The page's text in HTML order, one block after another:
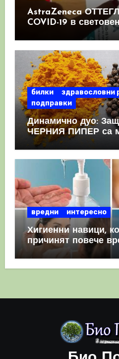
AstraZeneca
COVID-19 в
като призна, че те
билки
здравословни
подправки
Динамично дуо:
ЧЕРНИЯ ПИПЕР са
комбинация
вредни интересно
Хигиенни навици,
причинят повече
полза